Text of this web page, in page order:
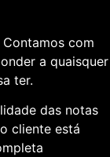
com
a quaisquer
ter.
das notas
cliente está